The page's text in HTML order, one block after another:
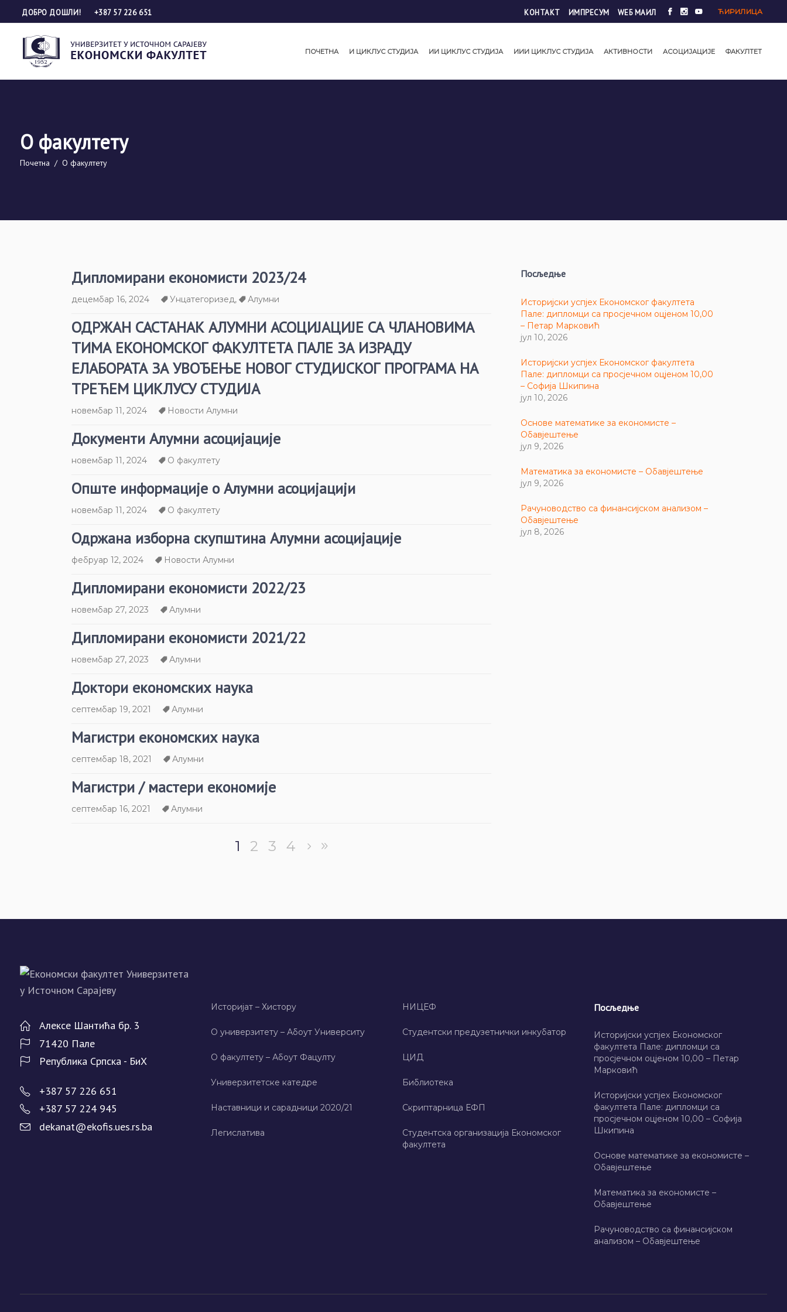
ДОБРО ДОШЛИ! +387 57 226 651 КОНТАКТ ИМПРЕСУМ WЕБ МАИЛ ЋИРИЛИЦА
ПОЧЕТНА И ЦИКЛУС СТУДИЈА ИИ ЦИКЛУС СТУДИЈА ИИИ ЦИКЛУС СТУДИЈА АКТИВНОСТИ АСОЦИЈАЦИЈЕ ФАКУЛТЕТ
О факултету
Почетна / О факултету
Дипломирани економисти 2023/24
децембар 16, 2024 Унцатегоризед, Алумни
ОДРЖАН САСТАНАК АЛУМНИ АСОЦИЈАЦИЈЕ СА ЧЛАНОВИМА
ТИМА ЕКОНОМСКОГ ФАКУЛТЕТА ПАЛЕ ЗА ИЗРАДУ
ЕЛАБОРАТА ЗА УВОЂЕЊЕ НОВОГ СТУДИЈСКОГ ПРОГРАМА НА
ТРЕЋЕМ ЦИКЛУСУ СТУДИЈА
новембар 11, 2024 Новости Алумни
Документи Алумни асоцијације
новембар 11, 2024 О факултету
Опште информације о Алумни асоцијацији
новембар 11, 2024 О факултету
Одржана изборна скупштина Алумни асоцијације
фебруар 12, 2024 Новости Алумни
Дипломирани економисти 2022/23
новембар 27, 2023 Алумни
Дипломирани економисти 2021/22
новембар 27, 2023 Алумни
Доктори економских наука
септембар 19, 2021 Алумни
Магистри економских наука
септембар 18, 2021 Алумни
Магистри / мастери економије
септембар 16, 2021 Алумни
1 2 3 4
Посљедње
Историјски успјех Економског факултета
Пале: дипломци са просјечном оцјеном 10,00
– Петар Марковић
јул 10, 2026
Историјски успјех Економског факултета
Пале: дипломци са просјечном оцјеном 10,00
– Софија Шкипина
јул 10, 2026
Основе математике за економисте –
Обавјештење
јул 9, 2026
Математика за економисте – Обавјештење
јул 9, 2026
Рачуноводство са финансијском анализом –
Обавјештење
јул 8, 2026
Алeксe Шантића бр. 3
71420 Палe
Рeпублика Српска - БиХ
+387 57 226 651
+387 57 224 945
dekanat@ekofis.ues.rs.ba
Историјат – Хисторy
О универзитету – Абоут Университy
О факултету – Абоут Фацултy
Универзитетске катедре
Наставници и сарадници 2020/21
Легислатива
НИЦЕФ
Студентски предузетнички инкубатор
ЦИД
Библиотека
Скриптарница ЕФП
Студентска организација Економског
факултета
Посљедње
Историјски успјех Економског
факултета Пале: дипломци са
просјечном оцјеном 10,00 – Петар
Марковић
Историјски успјех Економског
факултета Пале: дипломци са
просјечном оцјеном 10,00 – Софија
Шкипина
Основе математике за економисте –
Обавјештење
Математика за економисте –
Обавјештење
Рачуноводство са финансијском
анализом – Обавјештење